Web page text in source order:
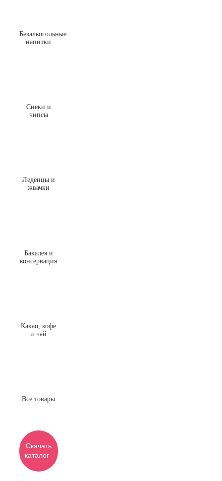
Безалкогольные
напитки
Снеки и
чипсы
Леденцы и
жвачки
Бакалея и
консервация
Какао, кофе
и чай
Все товары
Скачать
каталог